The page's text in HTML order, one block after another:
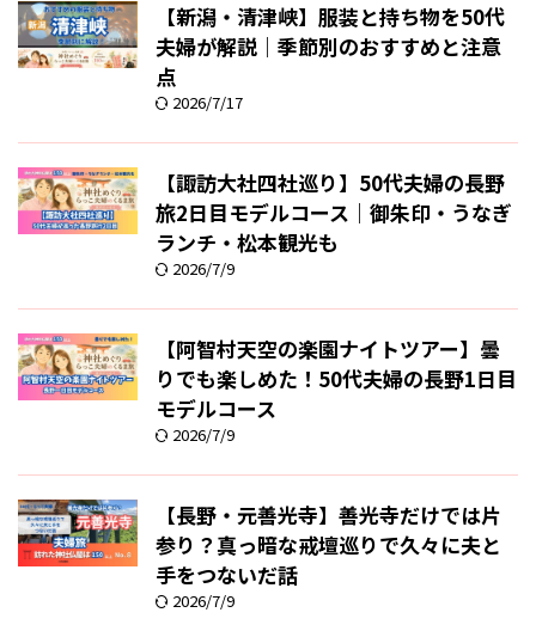
【新潟・清津峡】服装と持ち物を50代
夫婦が解説｜季節別のおすすめと注意
点
2026/7/17
【諏訪大社四社巡り】50代夫婦の長野
旅2日目モデルコース｜御朱印・うなぎ
ランチ・松本観光も
2026/7/9
【阿智村天空の楽園ナイトツアー】曇
りでも楽しめた！50代夫婦の長野1日目
モデルコース
2026/7/9
【長野・元善光寺】善光寺だけでは片
参り？真っ暗な戒壇巡りで久々に夫と
手をつないだ話
2026/7/9